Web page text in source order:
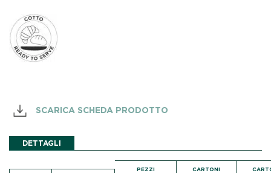
SCARICA SCHEDA PRODOTTO
DETTAGLI
PEZZI
CARTONI